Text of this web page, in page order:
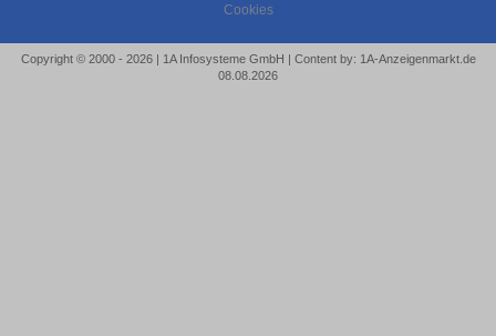
Cookies
Copyright © 2000 - 2026 | 1A Infosysteme GmbH | Content by: 1A-Anzeigenmarkt.de
08.08.2026